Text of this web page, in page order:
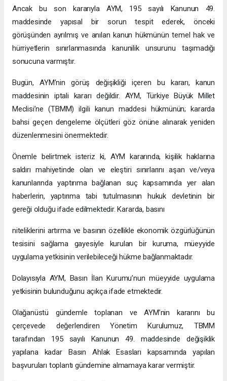
Ancak bu son kararıyla AYM, 195 sayılı Kanunun 49.
maddesinde yapısal bir sorun tespit ederek, önceki
görüşünden ayrılmış ve anılan kanun hükmünün temel hak ve
hürriyetlerin sınırlanmasında kanunilik unsurunu taşımadığı
sonucuna varmıştır.
Bugün, AYM’nin görüş değişikliği içeren bu kararı, kanun
maddesinin iptali kararı değildir. AYM, Türkiye Büyük Millet
Meclisi’ne (TBMM) ilgili kanun maddesi hükmünün; kararda
bahsi geçen dengeleme ölçütleri göz önüne alınarak yeniden
düzenlenmesini önermektedir.
Önemle belirtmek isteriz ki, AYM kararında, kişilik haklarına
saldırı mahiyetinde olan ve eleştiri sınırlarını aşan ve/veya
kanunlarında yaptırıma bağlanan suç kapsamında yer alan
haberlerin, yaptırıma tabi tutulmasının hukuk devletinin bir
gereği olduğu ifade edilmektedir. Kararda, basını
niteliklerini artırma ve basının özellikle ekonomik özgürlüğünün
tesisini sağlama gayesiyle kurulan bir kuruma, müeyyide
uygulama yetkisinin verilebileceği hükme bağlanmaktadır.
Dolayısıyla AYM, Basın İlan Kurumu’nun müeyyide uygulama
yetkisinin bulunduğunu açıkça ifade etmektedir.
Olağanüstü gündemle toplanan ve AYM’nin kararını bu
çerçevede değerlendiren Yönetim Kurulumuz, TBMM
tarafından 195 sayılı Kanunun 49. maddesinde değişiklik
yapılana kadar Basın Ahlak Esasları kapsamında yapılan
başvuruları toplantı gündemine almamaya karar vermiştir.